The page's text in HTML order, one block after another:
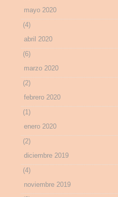
mayo 2020
(4)
abril 2020
(6)
marzo 2020
(2)
febrero 2020
(1)
enero 2020
(2)
diciembre 2019
(4)
noviembre 2019